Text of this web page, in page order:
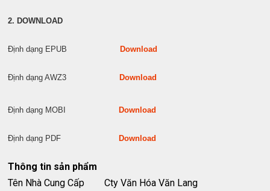
2. DOWNLOAD
Định dạng EPUB Download
Định dạng AWZ3 Download
Định dạng MOBI Download
Định dạng PDF Download
Thông tin sản phẩm
Tên Nhà Cung Cấp
Cty Văn Hóa Văn Lang